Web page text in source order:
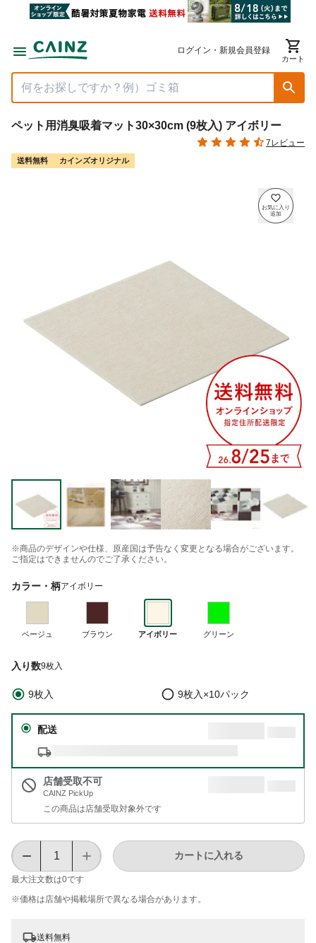
ログイン・新規会員登録
カート
ペット用消臭吸着マット30×30cm (9枚入) アイボリー
7レビュー
送料無料 カインズオリジナル
※商品のデザインや仕様、原産国は予告なく変更となる場合がございます。
ご指定はできませんのでご了承ください。
カラー・柄アイボリー
ベージュ ブラウン アイボリー グリーン
入り数9枚入
9枚入 9枚入×10パック
配送
店舗受取不可
CAINZ PickUp
この商品は店舗受取対象外です
最大注文数は0です
カートに入れる
※価格は​店舗や​掲載場所で​異なる​場合が​あります。
送料無料